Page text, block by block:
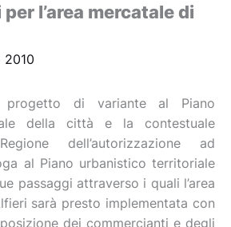
l’area mercatale di
2010
di variante al Piano
della città e la contestuale
dell’autorizzazione ad
al Piano urbanistico territoriale
passaggi attraverso i quali l’area
sarà presto implementata con
dei commercianti e degli